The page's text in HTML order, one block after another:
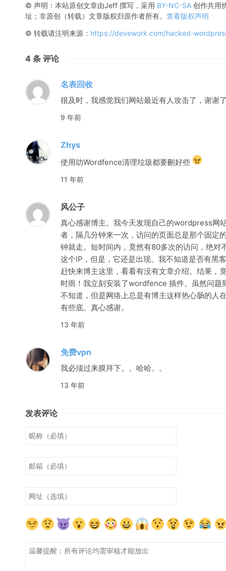
© 声明：本站原创文章由Jeff 撰写，采用 BY-NC-SA 创作共用
址；非原创（转载）文章版权归原作者所有。 查看版权声明
© 转载请注明来源： https://devework.com/hacked-
4 条 评论
名表回收
很及时，我感觉我们网站最近有人攻击了，谢谢
9 年前
Zhys
使用叻Wordfence清理垃圾都要刪好些
11 年前
风公子
真心感谢博主。我今天发现自己的wordpress网
者，隔几分钟来一次，访问的页面总是那个固定
钟就走。短时间内，竟然有80多次的访问，绝对
这个IP，但是，它还是出现。我不知道是否有黑
赶快来博主这里，看看有没有文章介绍。结果，
时雨！我立刻安装了wordfence 插件。虽然问题
不知道，但是网络上总是有博主这样热心肠的人
有些底。真心感谢。
13 年前
免费vpn
我必须过来膜拜下。。哈哈。。
13 年前
发表评论